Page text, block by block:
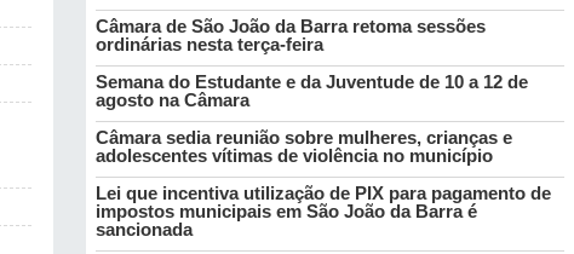
Câmara de São João da Barra retoma sessões
ordinárias nesta terça-feira
Semana do Estudante e da Juventude de 10 a 12 de
agosto na Câmara
Câmara sedia reunião sobre mulheres, crianças e
adolescentes vítimas de violência no município
Lei que incentiva utilização de PIX para pagamento de
impostos municipais em São João da Barra é
sancionada